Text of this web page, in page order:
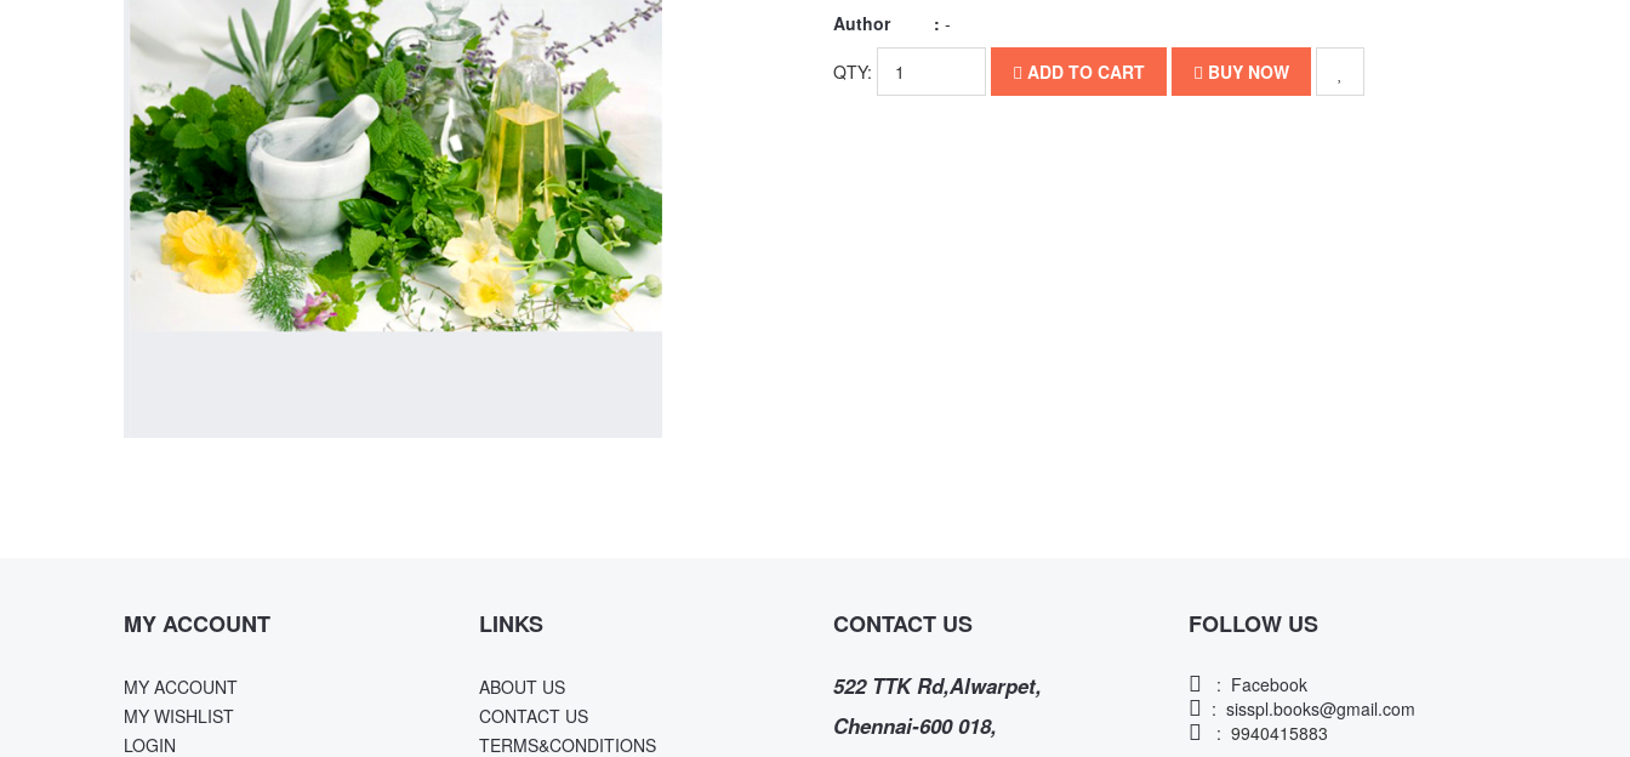
Author : -
QTY:
ADD TO CART BUY NOW
MY ACCOUNT
MY ACCOUNT
MY WISHLIST
LOGIN
LINKS
ABOUT US
CONTACT US
TERMS&CONDITIONS
CONTACT US
522 TTK Rd,Alwarpet,
Chennai-600 018,
FOLLOW US
: Facebook
: sisspl.books@gmail.com
: 9940415883